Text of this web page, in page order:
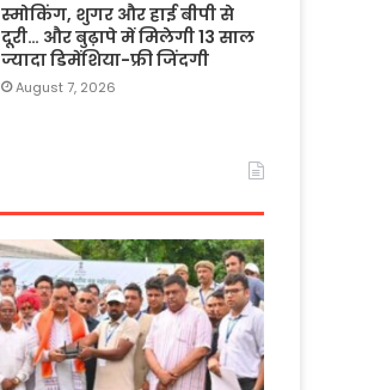
स्मोकिंग, शुगर और हाई बीपी से
दूरी… और बुढ़ापे में मिलेगी 13 साल
ज्यादा डिमेंशिया-फ्री जिंदगी
August 7, 2026